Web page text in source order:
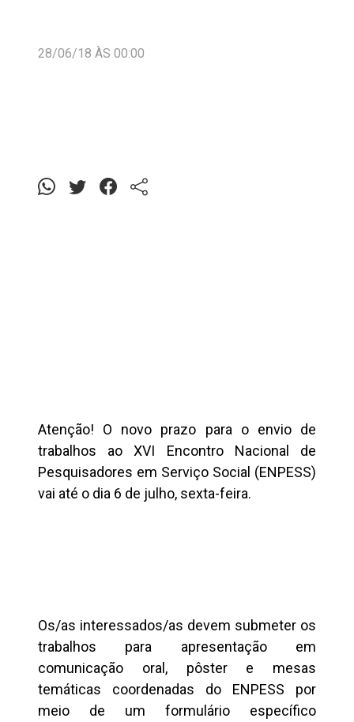
28/06/18 ÀS 00:00
Atenção! O novo prazo para o envio de
trabalhos ao XVI Encontro Nacional de
Pesquisadores em Serviço Social (ENPESS)
vai até o dia 6 de julho, sexta-feira.
Os/as interessados/as devem submeter os
trabalhos para apresentação em
comunicação oral, pôster e mesas
temáticas coordenadas do ENPESS por
meio de um formulário específico